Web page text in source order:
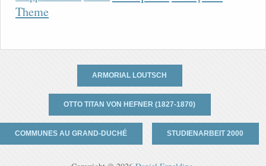
Theme
ARMORIAL LOUTSCH
OTTO TITAN VON HEFNER (1827-1870)
COMMUNES AU GRAND-DUCHÉ STUDIENARBEIT 2000